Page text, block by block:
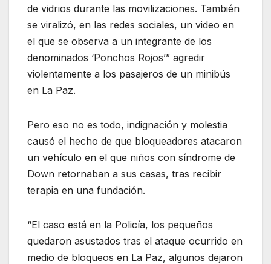
de vidrios durante las movilizaciones. También
se viralizó, en las redes sociales, un video en
el que se observa a un integrante de los
denominados ‘Ponchos Rojos’” agredir
violentamente a los pasajeros de un minibús
en La Paz.
Pero eso no es todo, indignación y molestia
causó el hecho de que bloqueadores atacaron
un vehículo en el que niños con síndrome de
Down retornaban a sus casas, tras recibir
terapia en una fundación.
“El caso está en la Policía, los pequeños
quedaron asustados tras el ataque ocurrido en
medio de bloqueos en La Paz, algunos dejaron